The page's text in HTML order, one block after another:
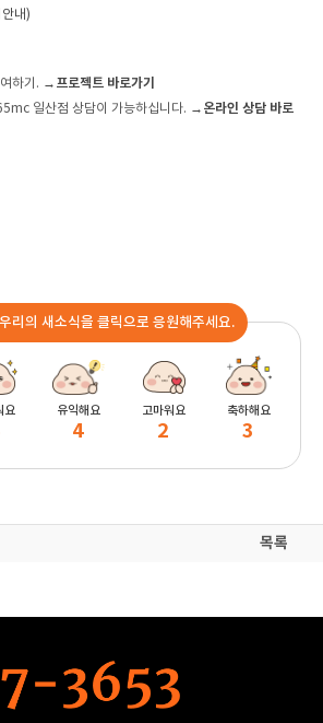
내)
하기. →프로젝트 바로가기
일산점 상담이 가능하십니다. →온라인 상담 바로
리의 새소식을 클릭으로 응원해주세요.
요 유익해요
4
고마워요
2
축하해요
3
목록